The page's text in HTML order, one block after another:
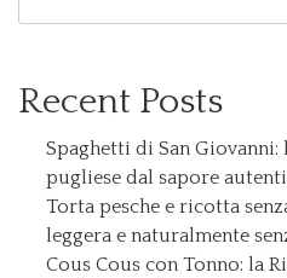
Recent Posts
Spaghetti di San
pugliese dal sapore
Torta pesche e ricotta
leggera e naturalmente
Cous Cous con Tonno: la